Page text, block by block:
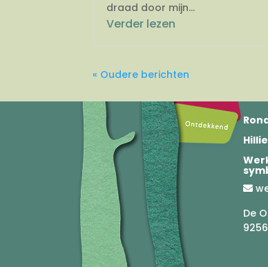
draad door mijn...
Verder lezen
« Oudere berichten
De